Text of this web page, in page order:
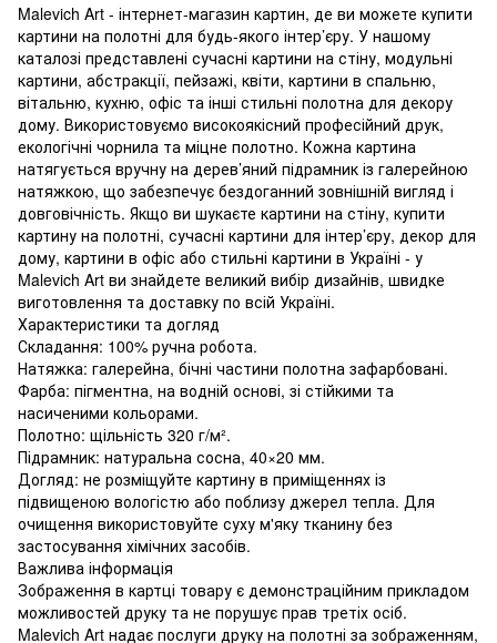
Malevich Art - інтернет-магазин картин, де ви можете купити
картини на полотні для будь-якого інтер’єру. У нашому
каталозі представлені сучасні картини на стіну, модульні
картини, абстракції, пейзажі, квіти, картини в спальню,
вітальню, кухню, офіс та інші стильні полотна для декору
дому. Використовуємо високоякісний професійний друк,
екологічні чорнила та міцне полотно. Кожна картина
натягується вручну на дерев’яний підрамник із галерейною
натяжкою, що забезпечує бездоганний зовнішній вигляд і
довговічність. Якщо ви шукаєте картини на стіну, купити
картину на полотні, сучасні картини для інтер’єру, декор для
дому, картини в офіс або стильні картини в Україні - у
Malevich Art ви знайдете великий вибір дизайнів, швидке
виготовлення та доставку по всій Україні.
Характеристики та догляд
Складання: 100% ручна робота.
Натяжка: галерейна, бічні частини полотна зафарбовані.
Фарба: пігментна, на водній основі, зі стійкими та
насиченими кольорами.
Полотно: щільність 320 г/м².
Підрамник: натуральна сосна, 40×20 мм.
Догляд: не розміщуйте картину в приміщеннях із
підвищеною вологістю або поблизу джерел тепла. Для
очищення використовуйте суху м'яку тканину без
застосування хімічних засобів.
Важлива інформація
Зображення в картці товару є демонстраційним прикладом
можливостей друку та не порушує прав третіх осіб.
Malevich Art надає послуги друку на полотні за зображенням,